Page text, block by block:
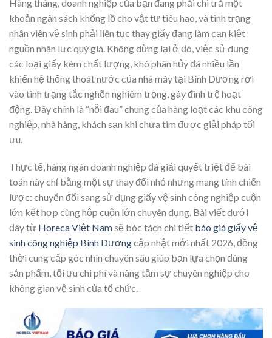
Hàng tháng, doanh nghiệp của bạn đang phải chi trả một
khoản ngân sách khổng lồ cho vật tư tiêu hao, và tình trạng
nhân viên vệ sinh phải liên tục thay giấy đang làm cạn kiệt
nguồn nhân lực quý giá. Không dừng lại ở đó, việc sử dụng
các loại giấy kém chất lượng, khó phân hủy đã nhiều lần
khiến hệ thống thoát nước của nhà máy tại Bình Dương rơi
vào tình trạng tắc nghẽn nghiêm trọng, gây đình trệ hoạt
động. Đây chính là “nỗi đau” chung của hàng loạt các khu công
nghiệp, nhà hàng, khách sạn khi chưa tìm được giải pháp tối
ưu.
Thực tế, hàng ngàn doanh nghiệp đã giải quyết triệt để bài
toán này chỉ bằng một sự thay đổi nhỏ nhưng mang tính chiến
lược: chuyển đổi sang sử dụng giấy vệ sinh công nghiệp cuộn
lớn kết hợp cùng hộp cuộn lớn chuyên dụng. Bài viết dưới
đây từ Horeca Việt Namsẽ bóc tách chi tiết báo giá giấy vệ
sinh công nghiệp Bình Dươngcập nhật mới nhất 2026, đồng
thời cung cấp góc nhìn chuyên sâu giúp bạn lựa chọn đúng
sản phẩm, tối ưu chi phí và nâng tầm sự chuyên nghiệp cho
không gian vệ sinh của tổ chức.